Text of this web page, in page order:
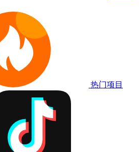
热门项目